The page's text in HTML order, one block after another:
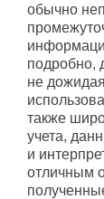
обычно
подробно,
не
также
учета,
и
отличным